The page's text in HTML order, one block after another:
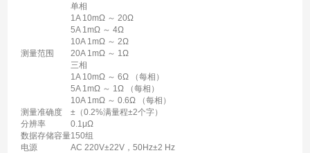
测量范围
单相
1A 10mΩ ～ 20Ω
5A 1mΩ ～ 4Ω
10A 1mΩ ～ 2Ω
20A 1mΩ ～ 1Ω
三相
1A 10mΩ ～ 6Ω （每相）
5A 1mΩ ～ 1Ω （每相）
10A 1mΩ ～ 0.6Ω （每相）
测量准确度
±（0.2%满量程±2个字）
分辨率
0.1μΩ
数据存储容量150组
电源
AC 220V±22V，50Hz±2 Hz